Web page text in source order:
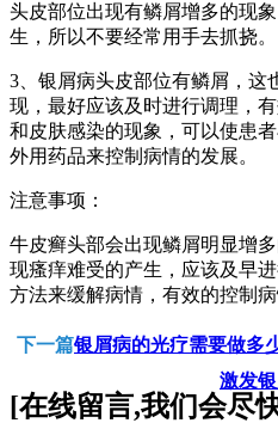
头皮部位出现有鳞屑增多的现
生，所以不要经常用手去抓挠。
3、银屑病头皮部位有鳞屑，这
现，最好应该及时进行调理，
和皮肤感染的现象，可以使患
外用药品来控制病情的发展。
注意事项：
牛皮癣头部会出现鳞屑明显增
现瘙痒难受的产生，应该及早
方法来缓解病情，有效的控制病
下一篇银屑病的光疗需要做多
激发
[在线留言,我们会尽